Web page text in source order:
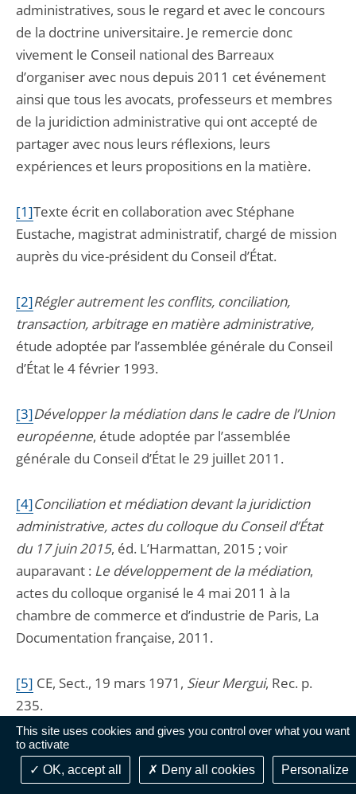
This site uses cookies and gives you control over what you want
to activate
OK, accept all
Deny all cookies Personalize
administratives, sous le regard et avec le concours
de la doctrine universitaire. Je remercie donc
vivement le Conseil national des Barreaux
d’organiser avec nous depuis 2011 cet événement
ainsi que tous les avocats, professeurs et membres
de la juridiction administrative qui ont accepté de
partager avec nous leurs réflexions, leurs
expériences et leurs propositions en la matière.
[1]Texte écrit en collaboration avec Stéphane
Eustache, magistrat administratif, chargé de mission
auprès du vice-président du Conseil d’État.
[2]Régler autrement les conflits, conciliation,
transaction, arbitrage en matière administrative,
étude adoptée par l’assemblée générale du Conseil
d’État le 4 février 1993.
[3]Développer la médiation dans le cadre de l’Union
européenne, étude adoptée par l’assemblée
générale du Conseil d’État le 29 juillet 2011.
[4]Conciliation et médiation devant la juridiction
administrative, actes du colloque du Conseil d’État
du 17 juin 2015, éd. L’Harmattan, 2015 ; voir
auparavant : Le développement de la médiation,
actes du colloque organisé le 4 mai 2011 à la
chambre de commerce et d’industrie de Paris, La
Documentation française, 2011.
[5] CE, Sect., 19 mars 1971, Sieur Mergui, Rec. p.
235.
[6]La loi du 27 décembre 1927 portant budget
général pour 1928 institua une obligation de